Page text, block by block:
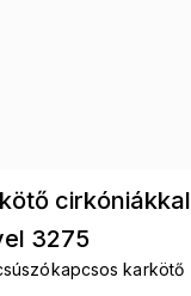
cirkóniákkal
3275
karkötő